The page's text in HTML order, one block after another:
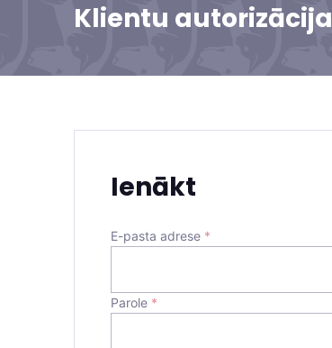
Klientu autorizācija
Ienākt
E-pasta adrese *
Parole *